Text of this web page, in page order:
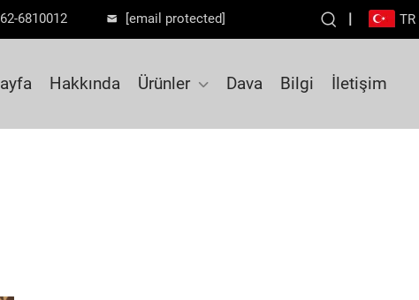
6810012 [email protected] | TR
Hakkında Ürünler Dava Bilgi İletişim